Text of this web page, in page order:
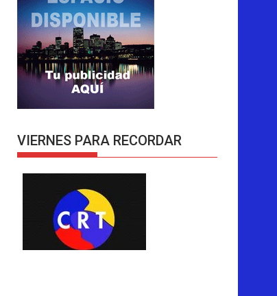
VIERNES PARA RECORDAR